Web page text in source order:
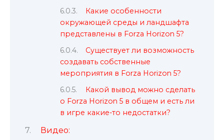
Какие особенности
окружающей среды и ландшафта
представлены в Forza Horizon 5?
Существует ли возможность
создавать собственные
мероприятия в Forza Horizon 5?
Какой вывод можно сделать
о Forza Horizon 5 в общем и есть ли
в игре какие-то недостатки?
Видео: